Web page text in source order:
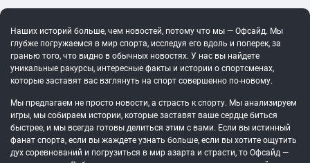
Наших историй больше, чем новостей, потому что мы — Офсайд. Мы
глубже погружаемся в мир спорта, исследуя его вдоль и поперек, за
гранью того, что видно в обычных новостях. У нас вы найдете
уникальные ракурсы, интересные факты и истории о спортсменах,
которые заставят вас взглянуть на спорт совершенно по-новому.
Мы предлагаем не просто новости, а страсть к спорту. Мы анализируем
игры, мы собираем истории, которые заставят ваше сердце биться
быстрее, и мы всегда готовы делиться этим с вами. Если вы истинный
фанат спорта, если вы жаждете узнать больше, если вы хотите ощутить
дух соревнований и погрузиться в мир азарта и страсти, то Офсайд —